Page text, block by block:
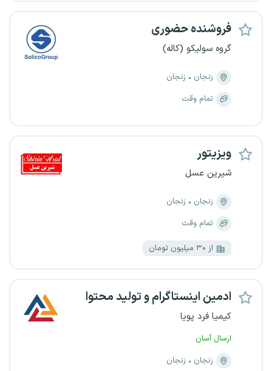
فروشنده حضوری
گروه سولیکو (کاله)
زنجان
زنجان
تمام وقت
ویزیتور
شیرین عسل
زنجان
زنجان
تمام وقت
از ۳۰ میلیون تومان
ادمین اینستاگرام و تولید محتوا
کیمیا فرد پویا
ارسال آسان
زنجان
زنجان